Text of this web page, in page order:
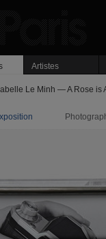
Artistes
Le Minh — A Rose is